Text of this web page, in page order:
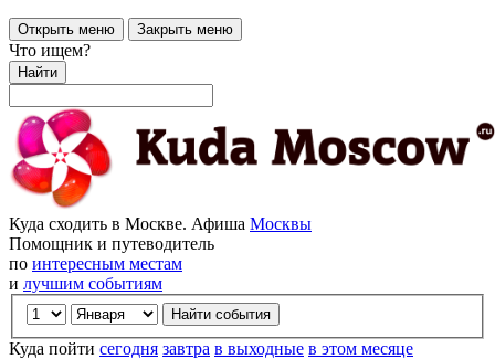
Открыть меню Закрыть меню
Что ищем?
Найти
Куда сходить в Москве. Афиша Москвы
Помощник и путеводитель
по интересным местам
и лучшим событиям
Куда пойти сегодня завтра в выходные в этом месяце